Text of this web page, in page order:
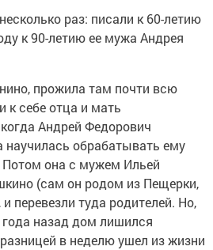
раз: писали к 60-летию
к 90-летию ее мужа Андрея
прожила там почти всю
к себе отца и мать
Андрей Федорович
научилась обрабатывать ему
она с мужем Ильей
(сам он родом из Пещерки,
перевезли туда родителей. Но,
назад дом лишился
в неделю ушел из жизни